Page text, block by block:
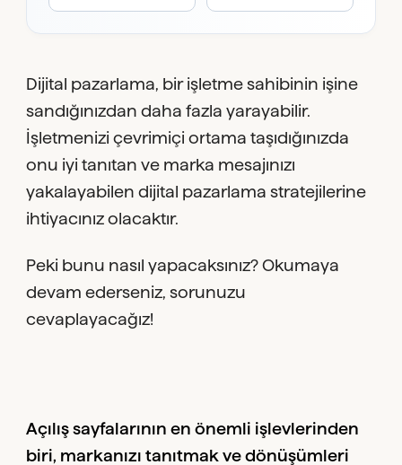
Dijital pazarlama, bir işletme sahibinin işine
sandığınızdan daha fazla yarayabilir.
İşletmenizi çevrimiçi ortama taşıdığınızda
onu iyi tanıtan ve marka mesajınızı
yakalayabilen dijital pazarlama stratejilerine
ihtiyacınız olacaktır.
Peki bunu nasıl yapacaksınız? Okumaya
devam ederseniz, sorunuzu
cevaplayacağız!
Açılış sayfalarının en önemli işlevlerinden
biri, markanızı tanıtmak ve dönüşümleri